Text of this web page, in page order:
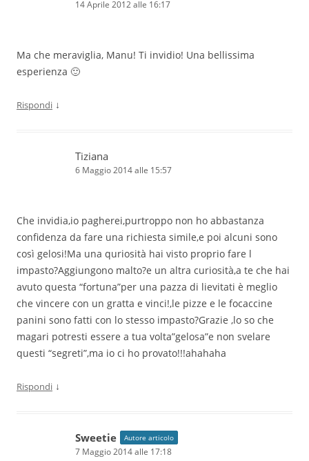
14 Aprile 2012 alle 16:17
Ma che meraviglia, Manu! Ti invidio! Una bellissima
esperienza 🙂
Rispondi ↓
Tiziana
6 Maggio 2014 alle 15:57
Che invidia,io pagherei,purtroppo non ho abbastanza
confidenza da fare una richiesta simile,e poi alcuni sono
così gelosi!Ma una quriosità hai visto proprio fare l
impasto?Aggiungono malto?e un altra curiosità,a te che hai
avuto questa “fortuna”per una pazza di lievitati è meglio
che vincere con un gratta e vinci!,le pizze e le focaccine
panini sono fatti con lo stesso impasto?Grazie ,lo so che
magari potresti essere a tua volta”gelosa”e non svelare
questi “segreti”,ma io ci ho provato!!!ahahaha
Rispondi ↓
Sweetie Autore articolo
7 Maggio 2014 alle 17:18